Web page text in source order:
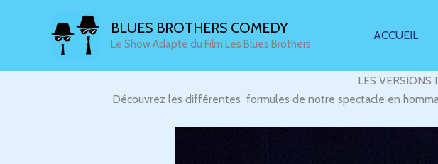
BLUES BROTHERS COMEDY
Le Show Adapté du Film Les Blues Brothers
ACCUEIL
LES VERSIONS
Découvrez les différentes formules de notre spectacle en